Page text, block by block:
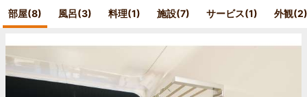
部屋(8) 風呂(3) 料理(1) 施設(7) サービス(1) 外観(2)